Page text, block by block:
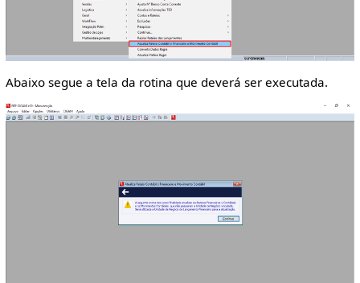
Abaixo segue a tela da rotina que deverá ser executada.